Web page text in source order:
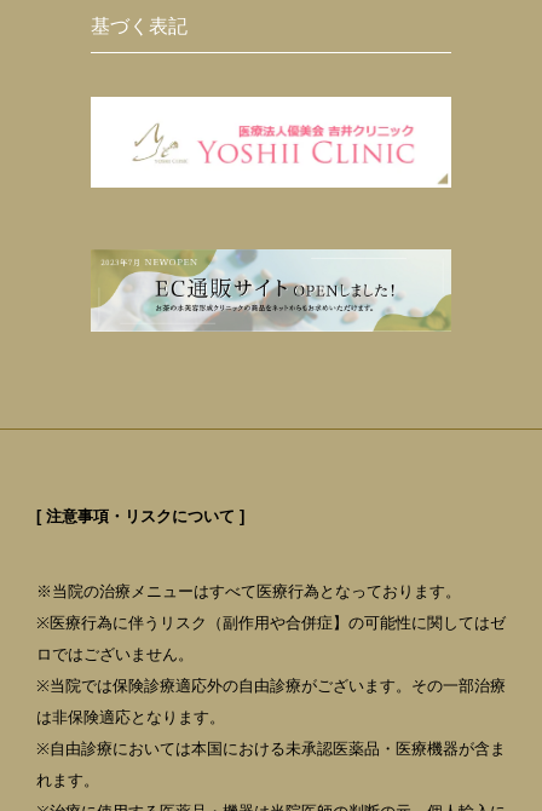
基づく表記
[ 注意事項・リスクについて ]
※当院の治療メニューはすべて医療行為となっております。
※医療行為に伴うリスク（副作用や合併症】の可能性に関してはゼ
ロではございません。
※当院では保険診療適応外の自由診療がございます。その一部治療
は非保険適応となります。
※自由診療においては本国における未承認医薬品・医療機器が含ま
れます。